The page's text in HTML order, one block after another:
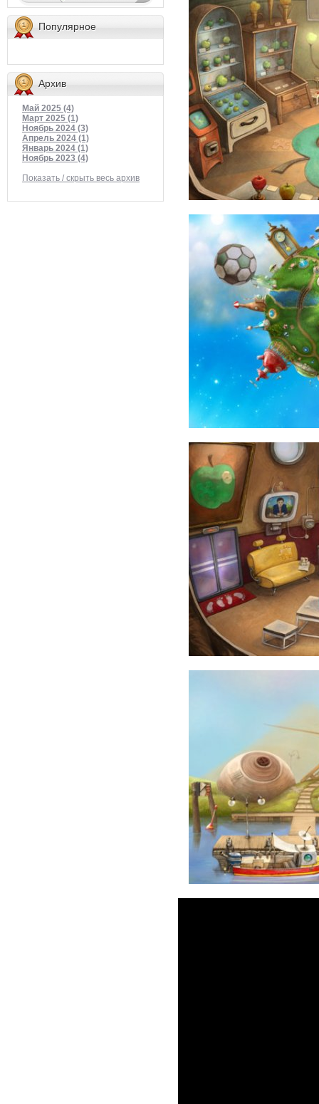
Популярное
Архив
Май 2025 (4)
Март 2025 (1)
Ноябрь 2024 (3)
Апрель 2024 (1)
Январь 2024 (1)
Ноябрь 2023 (4)
Показать / скрыть весь архив